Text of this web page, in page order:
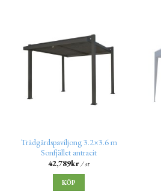
Trädgårdspaviljong 3.2×3.6 m
Sonfjället antracit
42,789kr/ st
KÖP